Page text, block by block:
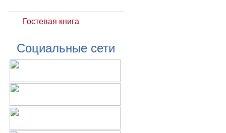
Гостевая книга
Социальные сети